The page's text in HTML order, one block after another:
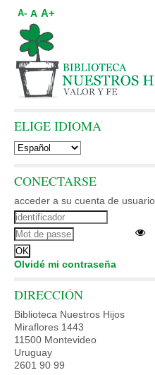
A- A A+
ELIGE IDIOMA
CONECTARSE
acceder a su cuenta de usuario
Olvidé mi contraseña
DIRECCIÓN
Biblioteca Nuestros Hijos
Miraflores 1443
11500 Montevideo
Uruguay
2601 90 99